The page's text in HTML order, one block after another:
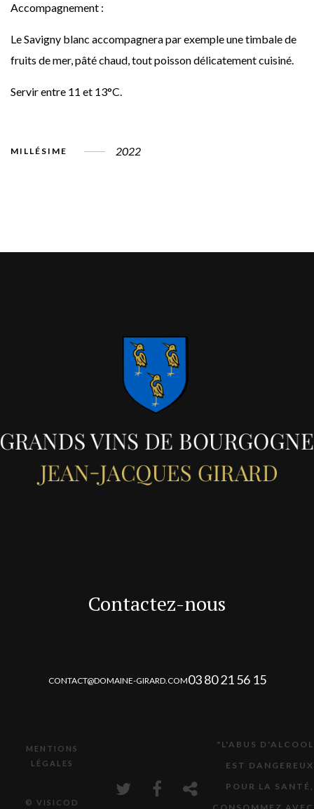
Accompagnement :
Le Savigny blanc accompagnera par exemple une timbale de
fruits de mer, pâté chaud, tout poisson délicatement cuisiné.
Servir entre 11 et 13°C.
MILLÉSIME 2022
Contactez-nous
CONTACT@DOMAINE-GIRARD.COM03 80 21 56 15
MENTIONS
LÉGALES
© VISICOD
"L'ABUS D'ALCOOL
EST DANGEREUX
POUR LA SANTÉ,